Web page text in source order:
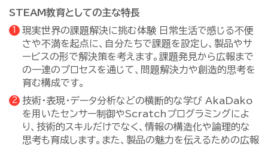
STEAM教育としての主な特長
現実世界の課題解決に挑む体験 日常生活で感じる不便
さや不満を起点に、自分たちで課題を設定し、製品やサ
ービスの形で解決策を考えます。課題発見から広報まで
の一連のプロセスを通じて、問題解決力や創造的思考を
育む構成です。
技術・表現・データ分析などの横断的な学び AkaDako
を用いたセンサー制御やScratchプログラミングによ
り、技術的スキルだけでなく、情報の構造化や論理的な
思考も育成します。また、製品の魅力を伝えるための広報